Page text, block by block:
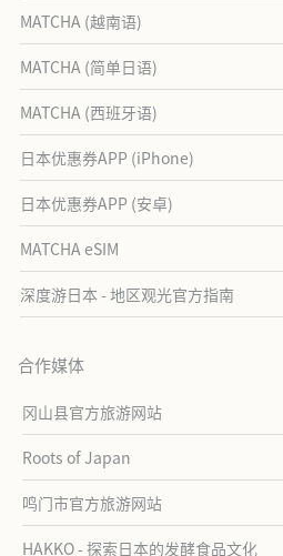
MATCHA (越南语)
MATCHA (简单日语)
MATCHA (西班牙语)
日本优惠券APP (iPhone)
日本优惠券APP (安卓)
MATCHA eSIM
深度游日本 - 地区观光官方指南
合作媒体
冈山县官方旅游网站
Roots of Japan
鸣门市官方旅游网站
HAKKO - 探索日本的发酵食品文化